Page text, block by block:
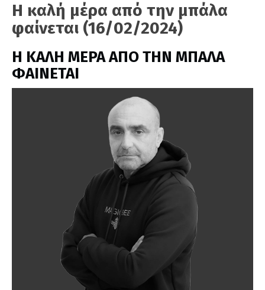
Η καλή μέρα από την μπάλα
φαίνεται (16/02/2024)
H ΚΑΛΗ ΜΕΡΑ ΑΠΟ ΤΗΝ ΜΠΑΛΑ
ΦΑΙΝΕΤΑΙ